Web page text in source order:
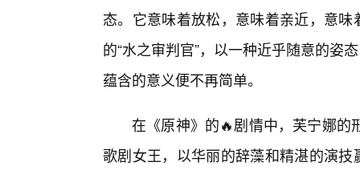
态。它意味着放松，意味着亲近，意
的“水之审判官”，以一种近乎随意的姿
蕴含的意义便不再简单。
在《原神》的🔥剧情中，芙宁娜的
歌剧女王，以华丽的辞藻和精湛的演